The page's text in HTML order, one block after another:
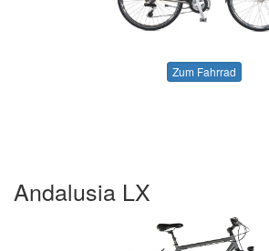
Zum Fahrrad
Andalusia LX